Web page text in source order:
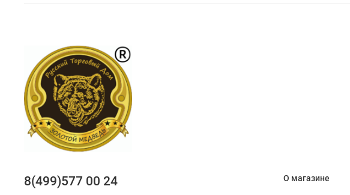
О магазине
8(499)577 00 24